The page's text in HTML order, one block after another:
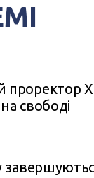
проректор
свободі